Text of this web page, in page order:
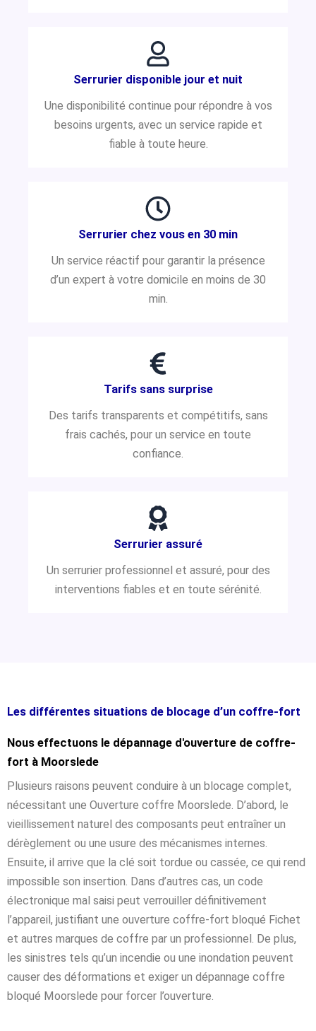
Serrurier disponible jour et nuit
Une disponibilité continue pour répondre à vos
besoins urgents, avec un service rapide et
fiable à toute heure.
Serrurier chez vous en 30 min
Un service réactif pour garantir la présence
d’un expert à votre domicile en moins de 30
min.
Tarifs sans surprise
Des tarifs transparents et compétitifs, sans
frais cachés, pour un service en toute
confiance.
Serrurier assuré
Un serrurier professionnel et assuré, pour des
interventions fiables et en toute sérénité.
Les différentes situations de blocage d’un coffre-fort
Nous effectuons le dépannage d'ouverture de coffre-
fort à Moorslede
Plusieurs raisons peuvent conduire à un blocage complet,
nécessitant une Ouverture coffre Moorslede. D’abord, le
vieillissement naturel des composants peut entraîner un
dérèglement ou une usure des mécanismes internes.
Ensuite, il arrive que la clé soit tordue ou cassée, ce qui rend
impossible son insertion. Dans d’autres cas, un code
électronique mal saisi peut verrouiller définitivement
l’appareil, justifiant une ouverture coffre-fort bloqué Fichet
et autres marques de coffre par un professionnel. De plus,
les sinistres tels qu’un incendie ou une inondation peuvent
causer des déformations et exiger un dépannage coffre
bloqué Moorslede pour forcer l’ouverture.